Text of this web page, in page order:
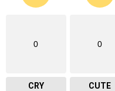
0
CRY
0
CUTE